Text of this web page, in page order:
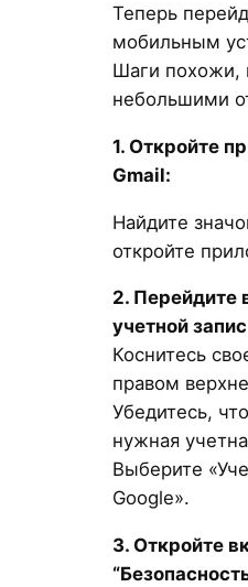
Теперь
мобильным
Шаги похожи,
небольшими
1. Откройте
Gmail:
Найдите
откройте
2. Перейдите
учетной
Коснитесь
правом
Убедитесь,
нужная
Выберите
Google».
3. Откройте